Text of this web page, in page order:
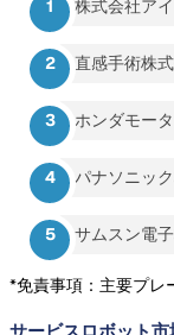
株式会社ア
直感手術株
ホンダモー
パナソニッ
サムスン電
*免責事項：主要プレ